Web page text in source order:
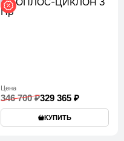
Цена
346 700 ₽329 365 ₽
КУПИТЬ